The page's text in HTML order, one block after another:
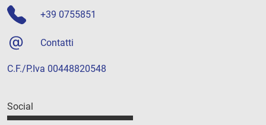
+39 0755851
Contatti
C.F./P.Iva 00448820548
Social